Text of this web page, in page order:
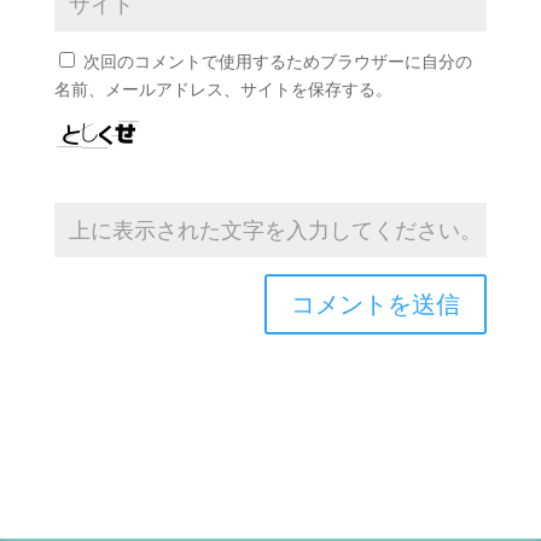
次回のコメントで使用するためブラウザーに自分の
名前、メールアドレス、サイトを保存する。